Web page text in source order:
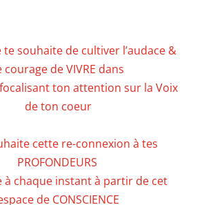
te souhaite de cultiver l’audace &
courage de VIVRE dans
ton attention sur la Voix
de ton coeur
cette re-connexion à tes
PROFONDEURS
à chaque instant à partir de cet
de CONSCIENCE